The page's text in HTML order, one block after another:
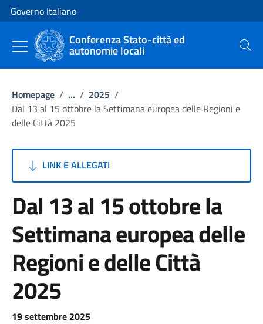
Vai al contenuto
Vai alla navigazione del sito
Governo Italiano
Conferenza Stato-città ed
autonomie locali Cerca
Homepage / ... / 2025 /
Dal 13 al 15 ottobre la Settimana europea delle Regioni e
delle Città 2025
LINK E ALLEGATI
Dal 13 al 15 ottobre la
Settimana europea delle
Regioni e delle Città
2025
19 settembre 2025